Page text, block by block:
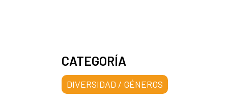
CATEGORÍA
DIVERSIDAD / GÉNEROS